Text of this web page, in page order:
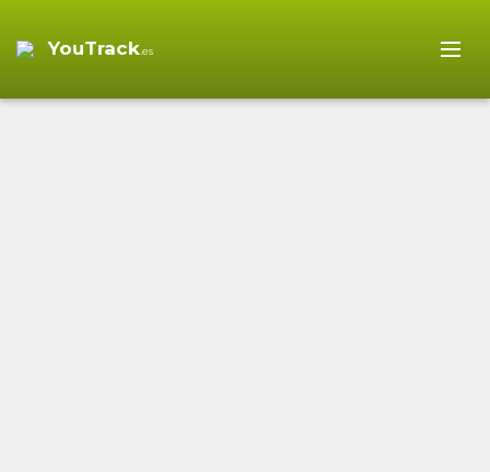
YouTrack.es